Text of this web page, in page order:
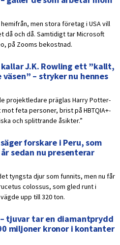
men stora företag i USA vill
då och då. Samtidigt tar Microsoft
på Zooms bekostnad.
J.K. Rowling ett ”kallt,
– stryker nu hennes
projektledare präglas Harry Potter-
feta personer, brist på HBTQIA+-
och splittrande åsikter.”
forskare i Peru, som
sedan nu presenterar
tyngsta djur som funnits, men nu får
colossus, som gled runt i
upp till 320 ton.
tjuvar tar en diamantprydd
miljoner kronor i kontanter